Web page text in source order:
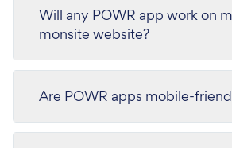
Will any POWR app work on
monsite website?
Are POWR apps mobile-